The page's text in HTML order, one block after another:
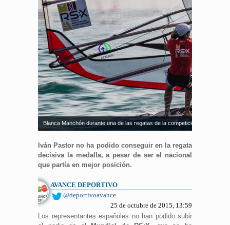
Blanca Manchón durante una de las regatas de la competición. Fuente:
Iván Pastor no ha podido conseguir en la regata
decisiva la medalla, a pesar de ser el nacional
que partía en mejor posición.
AVANCE DEPORTIVO
@deportivoavance
25 de octubre de 2015, 13:59
Los representantes españoles no han podido subir